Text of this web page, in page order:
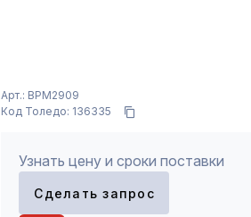
Арт.: BPM2909
Код Толедо: 136335
Узнать цену и сроки поставки
Сделать запрос